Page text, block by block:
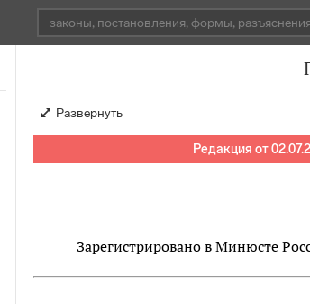
Развернуть
Редакция от
Зарегистрировано в Минюсте